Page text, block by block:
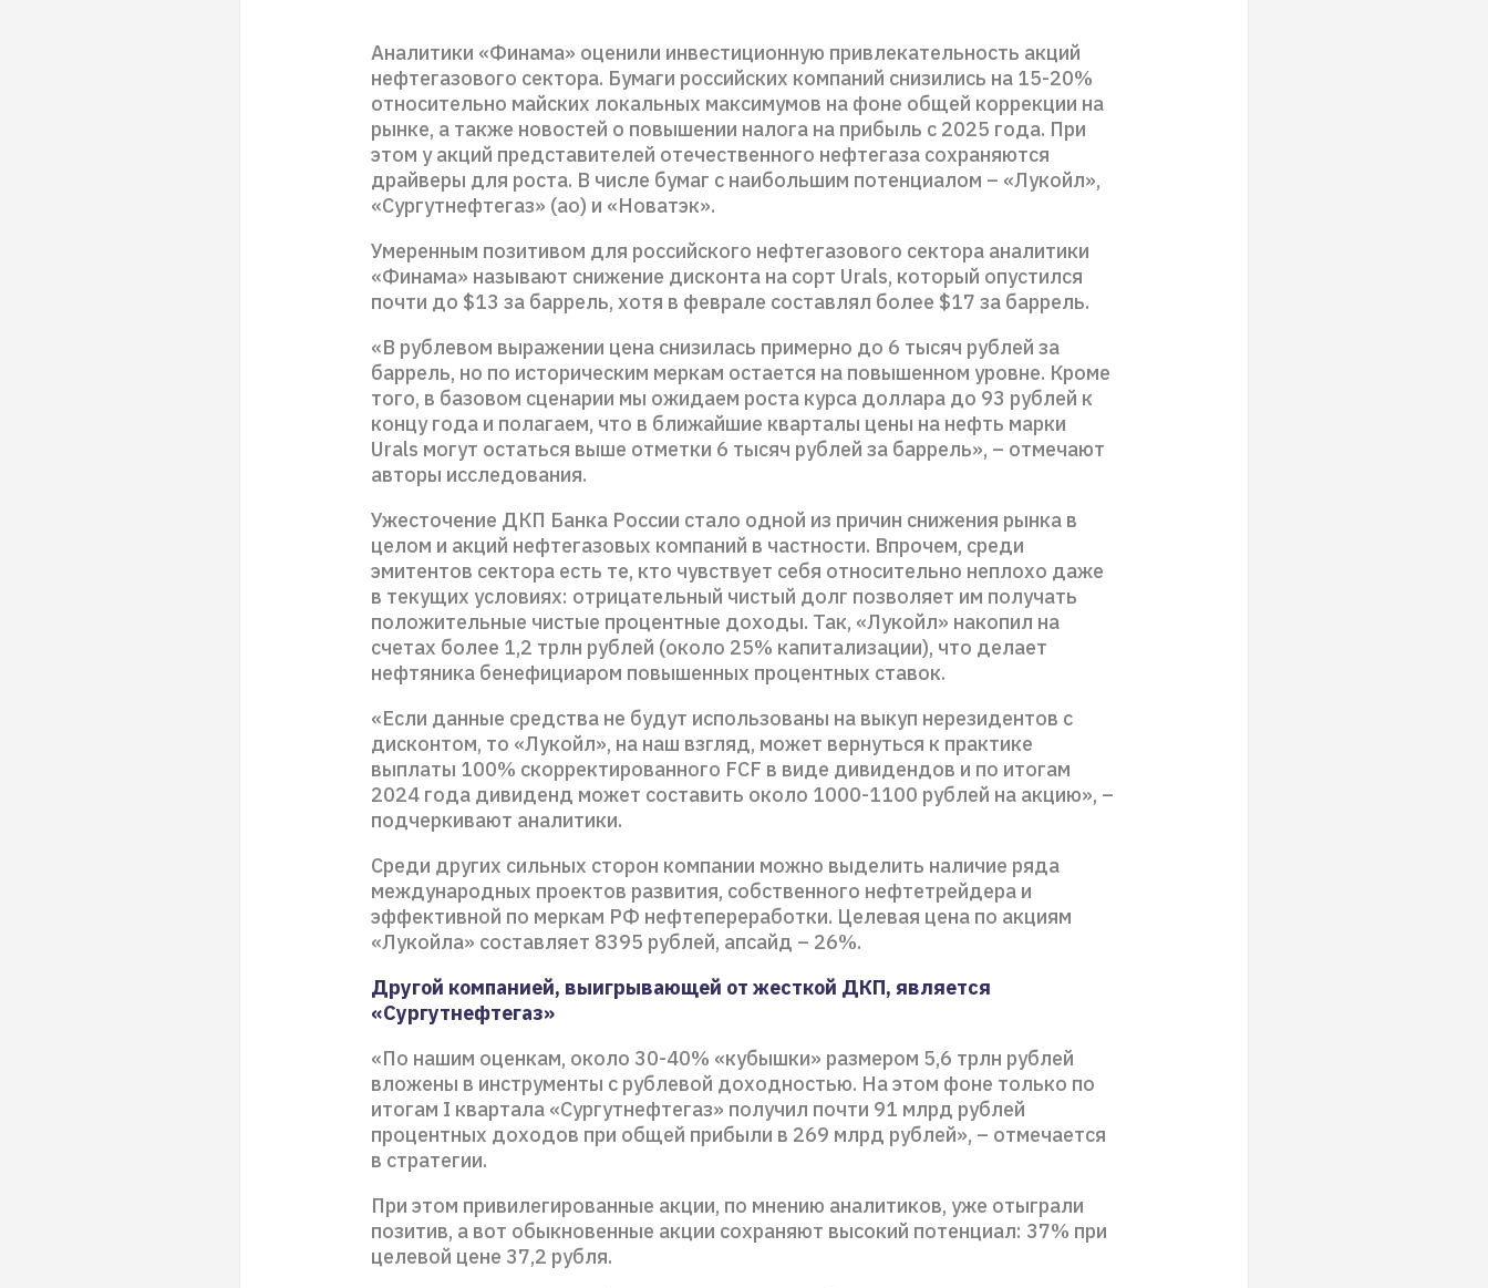
Аналитики «Финама» оценили инвестиционную привлекательность акций
нефтегазового сектора. Бумаги российских компаний снизились на 15-20%
относительно майских локальных максимумов на фоне общей коррекции на
рынке, а также новостей о повышении налога на прибыль с 2025 года. При
этом у акций представителей отечественного нефтегаза сохраняются
драйверы для роста. В числе бумаг с наибольшим потенциалом – «Лукойл»,
«Сургутнефтегаз» (ао) и «Новатэк».
Умеренным позитивом для российского нефтегазового сектора аналитики
«Финама» называют снижение дисконта на сорт Urals, который опустился
почти до $13 за баррель, хотя в феврале составлял более $17 за баррель.
«В рублевом выражении цена снизилась примерно до 6 тысяч рублей за
баррель, но по историческим меркам остается на повышенном уровне. Кроме
того, в базовом сценарии мы ожидаем роста курса доллара до 93 рублей к
концу года и полагаем, что в ближайшие кварталы цены на нефть марки
Urals могут остаться выше отметки 6 тысяч рублей за баррель», – отмечают
авторы исследования.
Ужесточение ДКП Банка России стало одной из причин снижения рынка в
целом и акций нефтегазовых компаний в частности. Впрочем, среди
эмитентов сектора есть те, кто чувствует себя относительно неплохо даже
в текущих условиях: отрицательный чистый долг позволяет им получать
положительные чистые процентные доходы. Так, «Лукойл» накопил на
счетах более 1,2 трлн рублей (около 25% капитализации), что делает
нефтяника бенефициаром повышенных процентных ставок.
«Если данные средства не будут использованы на выкуп нерезидентов с
дисконтом, то «Лукойл», на наш взгляд, может вернуться к практике
выплаты 100% скорректированного FCF в виде дивидендов и по итогам
2024 года дивиденд может составить около 1000-1100 рублей на акцию», –
подчеркивают аналитики.
Среди других сильных сторон компании можно выделить наличие ряда
международных проектов развития, собственного нефтетрейдера и
эффективной по меркам РФ нефтепереработки. Целевая цена по акциям
«Лукойла» составляет 8395 рублей, апсайд – 26%.
Другой компанией, выигрывающей от жесткой ДКП, является
«Сургутнефтегаз»
«По нашим оценкам, около 30-40% «кубышки» размером 5,6 трлн рублей
вложены в инструменты с рублевой доходностью. На этом фоне только по
итогам I квартала «Сургутнефтегаз» получил почти 91 млрд рублей
процентных доходов при общей прибыли в 269 млрд рублей», – отмечается
в стратегии.
При этом привилегированные акции, по мнению аналитиков, уже отыграли
позитив, а вот обыкновенные акции сохраняют высокий потенциал: 37% при
целевой цене 37,2 рубля.